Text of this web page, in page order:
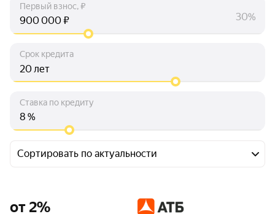
Первый взнос, ₽
₽ 30%
Срок кредита
лет
Ставка по кредиту
%
Сортировать по актуальности
от 2%